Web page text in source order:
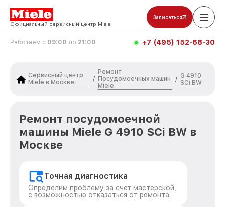
Официальный сервисный центр Miele
Записаться
Работаем с 09:00 до 21:00 +7 (495) 152-68-30
Сервисный центр
Miele в Москве
/
Ремонт
Посудомоечных машин
Miele
/ G 4910
SCi BW
Ремонт посудомоечной
машины Miele G 4910 SCi BW в
Москве
Точная диагностика
Определим проблему за счет мастерской,
с возможностью отказаться от ремонта.